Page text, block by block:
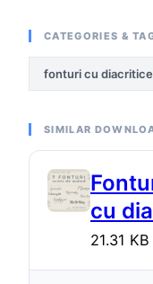
CATEGORIES &
fonturi cu diacritice
SIMILAR
cu
21.31 KB